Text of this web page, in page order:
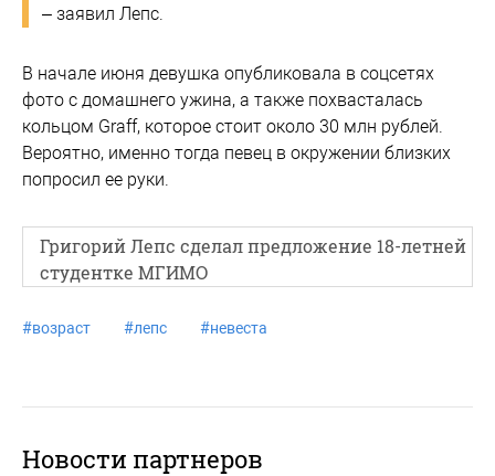
– заявил Лепс.
В начале июня девушка опубликовала в соцсетях
фото с домашнего ужина, а также похвасталась
кольцом Graff, которое стоит около 30 млн рублей.
Вероятно, именно тогда певец в окружении близких
попросил ее руки.
Григорий Лепс сделал предложение 18-летней
студентке МГИМО
#возраст #лепс #невеста
Новости партнеров